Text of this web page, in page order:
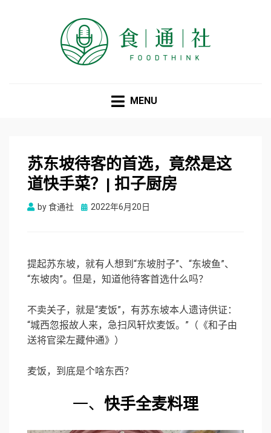
MENU
苏东坡待客的首选，竟然是这
道快手菜？| 扣子厨房
by食通社
Posted
2022年6月20日
提起苏东坡，就有人想到“东坡肘子”、“东坡鱼”、
“东坡肉”。但是，知道他待客首选什么吗？
不卖关子，就是“麦饭”，有苏东坡本人遗诗供证：
“城西忽报故人来，急扫风轩炊麦饭。”（《和子由
送将官梁左藏仲通》）
麦饭，到底是个啥东西？
一、 快手全麦料理